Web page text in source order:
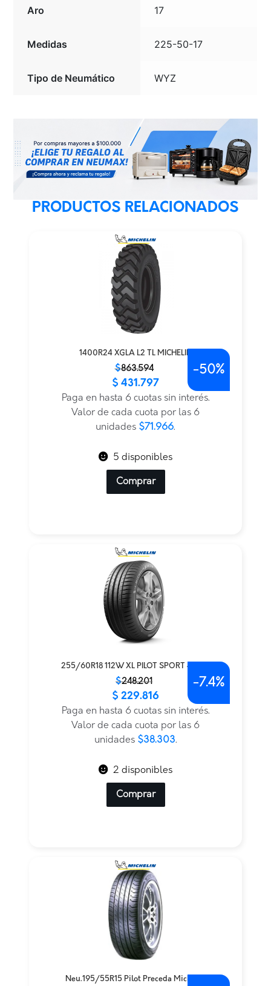
Aro 17
Medidas 225-50-17
Tipo de Neumático WYZ
PRODUCTOS RELACIONADOS
1400R24 XGLA L2 TL MICHELIN
$863.594
original
actual
$ 431.797
Paga en hasta 6 cuotas sin interés.
Valor de cada cuota por las 6
unidades $71.966.
-50%
5 disponibles
Comprar
255/60R18 112W XL PILOT SPORT 4 SUV
$248.201
original
actual
$ 229.816
Paga en hasta 6 cuotas sin interés.
Valor de cada cuota por las 6
unidades $38.303.
-7.4%
2 disponibles
Comprar
Neu.195/55R15 Pilot Preceda Michelin